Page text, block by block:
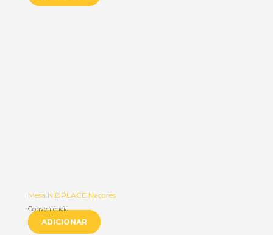
Mesa NIDPLACE Naçores
Conveniência
ADICIONAR